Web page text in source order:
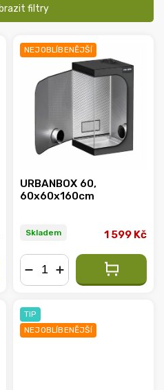
NEJOBLÍBENĚJŠÍ
URBANBOX 60,
60x60x160cm
Skladem 1 599 Kč
TIP
NEJOBLÍBENĚJŠÍ